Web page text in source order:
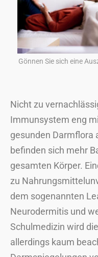
Gönnen Sie sich eine
Nicht zu
Immunsystem eng
gesunden Darmflora
befinden sich mehr
gesamten Körper.
zu
dem sogenannten
Neurodermitis und
Schulmedizin wird
allerdings kaum